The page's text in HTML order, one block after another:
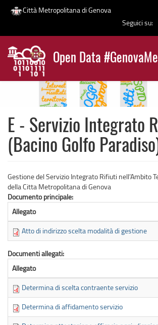
Salta
contenuto
principale
Città Metropolitana di Genova
Seguici su:
Open Data
News
E - Servizio Integrato
(Bacino Golfo
Gestione del Servizio Integrato Rifiuti nell’Ambito
della Citta Metropolitana di Genova
Documento principale:
Allegato
Atto di indirizzo scelta modalità di gestione
Documenti allegati:
Allegato
Determina di scelta contraente servizio
Determina di affidamento servizio